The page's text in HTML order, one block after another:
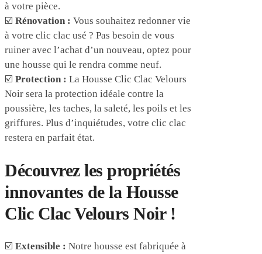
à votre pièce.
☑️ Rénovation : Vous souhaitez redonner vie
à votre clic clac usé ? Pas besoin de vous
ruiner avec l’achat d’un nouveau, optez pour
une housse qui le rendra comme neuf.
☑️ Protection : La Housse Clic Clac Velours
Noir sera la protection idéale contre la
poussière, les taches, la saleté, les poils et les
griffures. Plus d’inquiétudes, votre clic clac
restera en parfait état.
Découvrez les propriétés
innovantes de la Housse
Clic Clac Velours Noir !
☑️ Extensible : Notre housse est fabriquée à